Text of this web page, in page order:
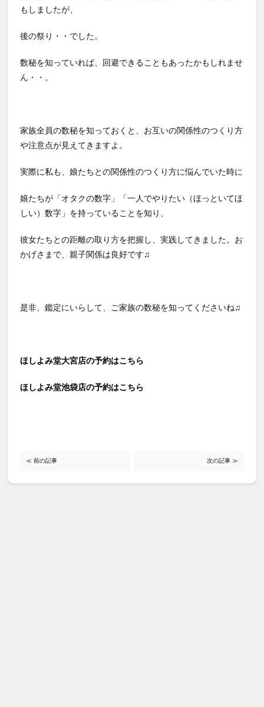
もしましたが、
後の祭り・・でした。
数秘を知っていれば、回避できることもあったかもしれませ
ん・・。
家族全員の数秘を知っておくと、お互いの関係性のつくり方
や注意点が見えてきますよ。
実際に私も、娘たちとの関係性のつくり方に悩んでいた時に
娘たちが「オタクの数字」「一人でやりたい（ほっといてほ
しい）数字」を持っていることを知り、
彼女たちとの距離の取り方を把握し、実践してきました。お
かげさまで、親子関係は良好です♫
是非、鑑定にいらして、ご家族の数秘を知ってくださいね♫
ほしよみ堂大宮店の予約はこちら
ほしよみ堂池袋店の予約はこちら
≪ 前の記事 次の記事 ≫